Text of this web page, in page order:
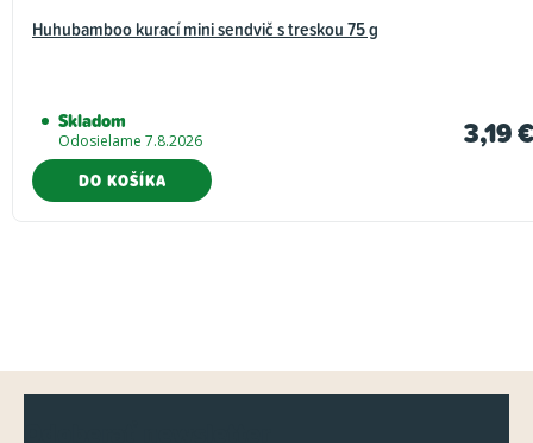
Huhubamboo kurací mini sendvič s treskou 75 g
Skladom
Odosielame 7.8.2026 3,19
DO KOŠÍKA